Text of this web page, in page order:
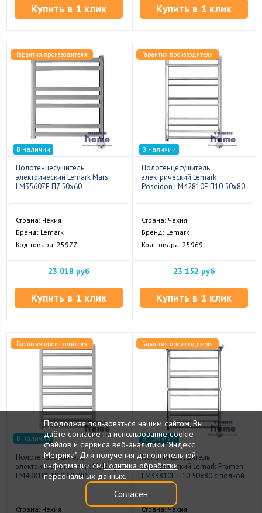
Купить в 1 клик Купить в 1 клик
Гарантия производителя
В наличии
Полотенцесушитель
электрический Lemark Mars
LM35607E П7 50x60
Страна: Чехия
Бренд: Lemark
Код товара: 25977
23 018 руб
Купить в 1 клик
Гарантия производителя
В наличии
Полотенцесушитель
электрический Lemark
Poseidon LM42810E П10 50x80
Страна: Чехия
Бренд: Lemark
Код товара: 25969
23 152 руб
Купить в 1 клик
Гарантия производителя
В наличии
Полотенцесушитель
электрический Lemark Melange
LM49810E П10 50x80
Страна: Чехия
Гарантия производителя
В наличии
Полотенцесушитель
электрический Lemark Pramen
LM33810E П10 50x80 с полкой
Страна: Чехия
Продолжая пользоваться нашим сайтом, Вы
даёте согласие на использование cookie-
файлов и сервиса веб-аналитики "Яндекс
Метрика". Для получения дополнительной
информации см.Политика обработки
персональных данных.
Согласен